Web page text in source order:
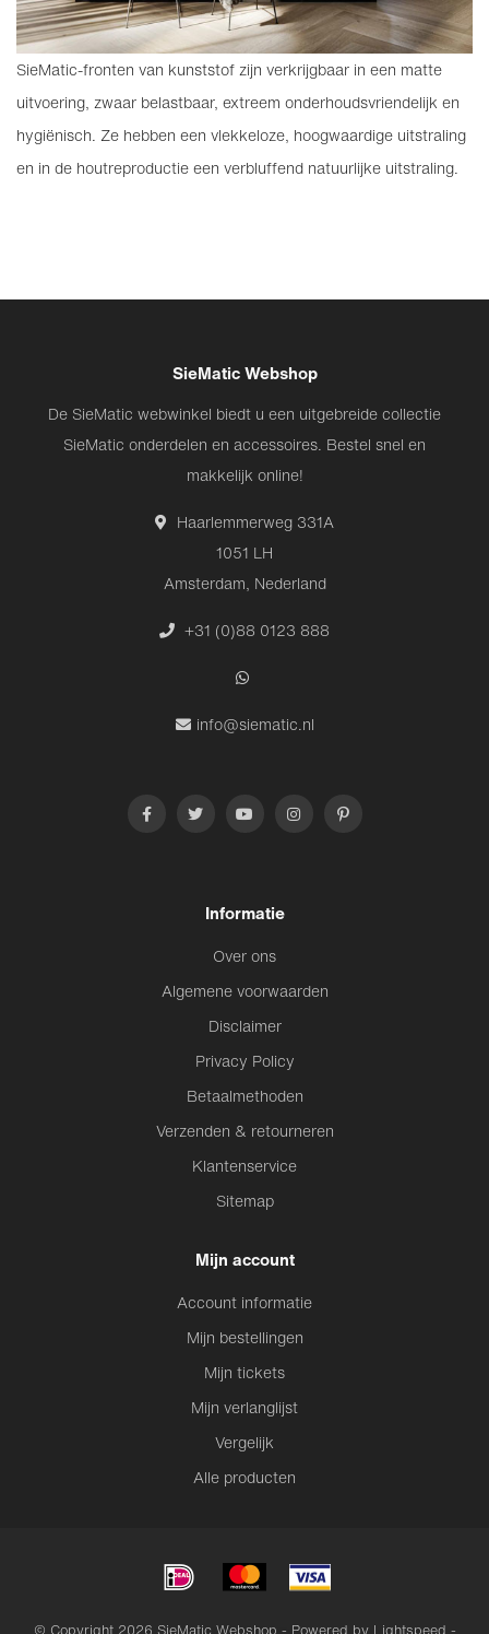
SieMatic-fronten van kunststof zijn verkrijgbaar in een matte
uitvoering, zwaar belastbaar, extreem onderhoudsvriendelijk en
hygiënisch. Ze hebben een vlekkeloze, hoogwaardige uitstraling
en in de houtreproductie een verbluffend natuurlijke uitstraling.
SieMatic Webshop
De SieMatic webwinkel biedt u een uitgebreide collectie
SieMatic onderdelen en accessoires. Bestel snel en
makkelijk online!
Haarlemmerweg 331A
1051 LH
Amsterdam, Nederland
+31 (0)88 0123 888
info@siematic.nl
Informatie
Over ons
Algemene voorwaarden
Disclaimer
Privacy Policy
Betaalmethoden
Verzenden & retourneren
Klantenservice
Sitemap
Mijn account
Account informatie
Mijn bestellingen
Mijn tickets
Mijn verlanglijst
Vergelijk
Alle producten